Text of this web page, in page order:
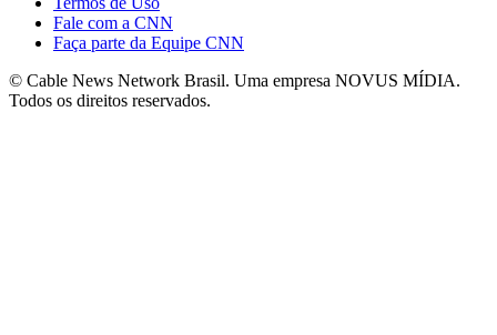
Fale com a CNN
Faça parte da Equipe CNN
© Cable News Network Brasil. Uma empresa NOVUS MÍDIA.
Todos os direitos reservados.